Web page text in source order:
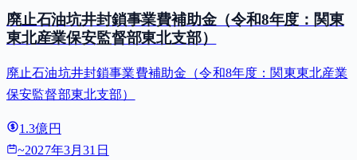
廃止石油坑井封鎖事業費補助金（令和8年度：関東
東北産業保安監督部東北支部）
廃止石油坑井封鎖事業費補助金（令和8年度：関東東北産業
保安監督部東北支部）
1.3億円
~2027年3月31日